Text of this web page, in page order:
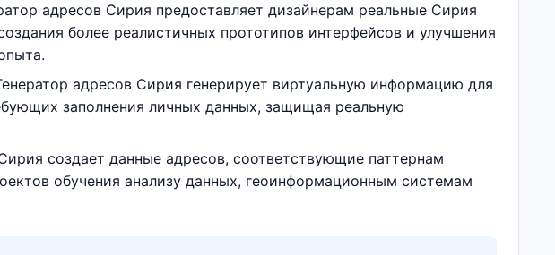
адресов Сирия предоставляет дизайнерам реальные Сирия
более реалистичных прототипов интерфейсов и улучшения
адресов Сирия генерирует виртуальную информацию для
заполнения личных данных, защищая реальную
создает данные адресов, соответствующие паттернам
обучения анализу данных, геоинформационным системам